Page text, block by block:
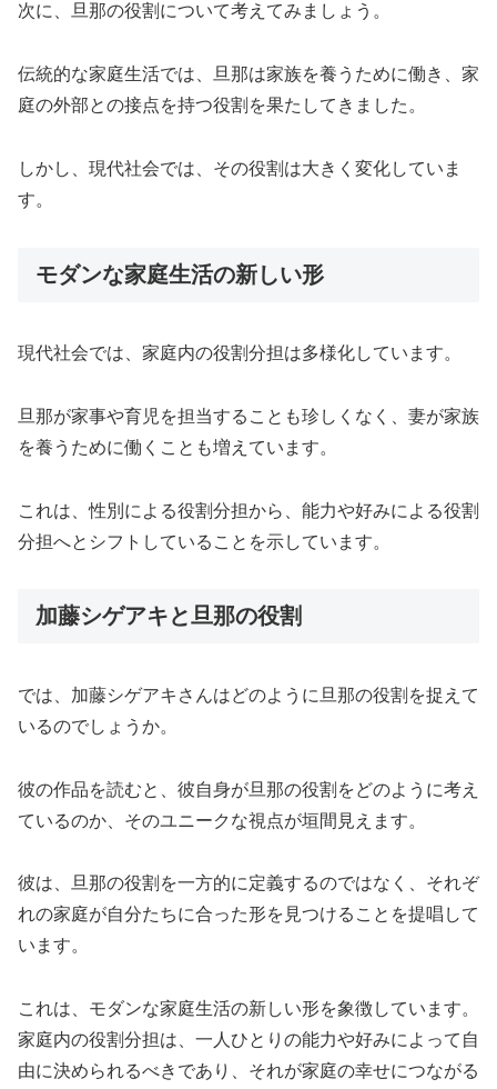
次に、旦那の役割について考えてみましょう。
伝統的な家庭生活では、旦那は家族を養うために働き、家
庭の外部との接点を持つ役割を果たしてきました。
しかし、現代社会では、その役割は大きく変化していま
す。
モダンな家庭生活の新しい形
現代社会では、家庭内の役割分担は多様化しています。
旦那が家事や育児を担当することも珍しくなく、妻が家族
を養うために働くことも増えています。
これは、性別による役割分担から、能力や好みによる役割
分担へとシフトしていることを示しています。
加藤シゲアキと旦那の役割
では、加藤シゲアキさんはどのように旦那の役割を捉えて
いるのでしょうか。
彼の作品を読むと、彼自身が旦那の役割をどのように考え
ているのか、そのユニークな視点が垣間見えます。
彼は、旦那の役割を一方的に定義するのではなく、それぞ
れの家庭が自分たちに合った形を見つけることを提唱して
います。
これは、モダンな家庭生活の新しい形を象徴しています。
家庭内の役割分担は、一人ひとりの能力や好みによって自
由に決められるべきであり、それが家庭の幸せにつながる